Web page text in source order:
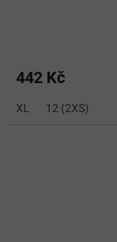
442 Kč
XL 12 (2XS)